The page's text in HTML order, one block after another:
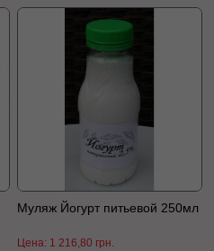
Муляж Йогурт питьевой 250мл
Цена: 1 216,80 грн.